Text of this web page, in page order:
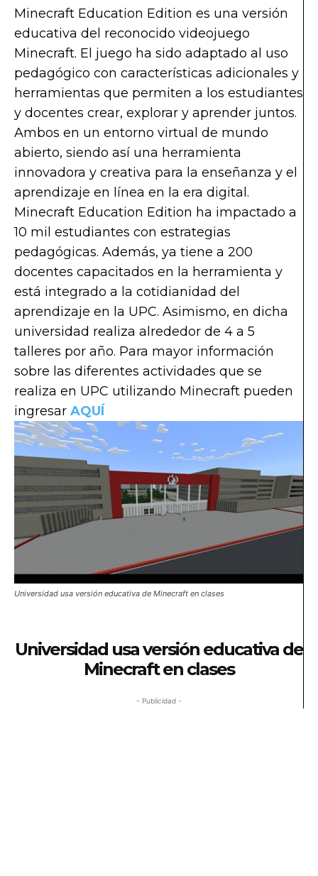
Minecraft Education Edition es una versión
educativa del reconocido videojuego
Minecraft. El juego ha sido adaptado al uso
pedagógico con características adicionales y
herramientas que permiten a los estudiantes
y docentes crear, explorar y aprender juntos.
Ambos en un entorno virtual de mundo
abierto, siendo así una herramienta
innovadora y creativa para la enseñanza y el
aprendizaje en línea en la era digital.
Minecraft Education Edition ha impactado a
10 mil estudiantes con estrategias
pedagógicas. Además, ya tiene a 200
docentes capacitados en la herramienta y
está integrado a la cotidianidad del
aprendizaje en la UPC. Asimismo, en dicha
universidad realiza alrededor de 4 a 5
talleres por año. Para mayor información
sobre las diferentes actividades que se
realiza en UPC utilizando Minecraft pueden
ingresar AQUÍ
Universidad usa versión educativa de Minecraft en clases
Universidad usa versión educativa de
Minecraft en clases
- Publicidad -